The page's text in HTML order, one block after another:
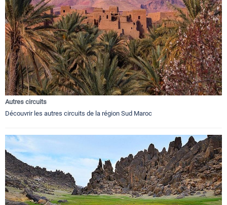
Autres circuits
Découvrir les autres circuits de la région Sud Maroc